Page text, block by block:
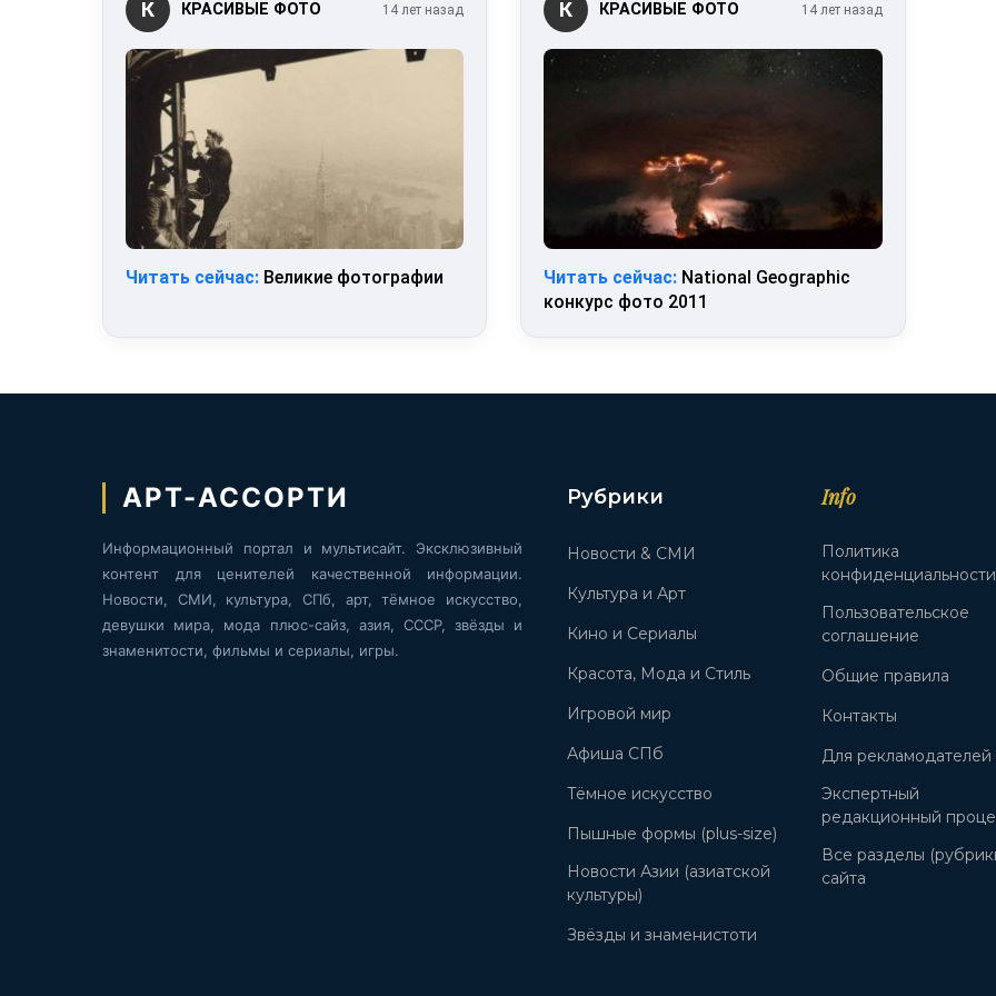
К КРАСИВЫЕ ФОТО 14 лет назад
Читать сейчас: Великие фотографии
К КРАСИВЫЕ ФОТО 14 лет назад
Читать сейчас: National Geographic
конкурс фото 2011
АРТ-АССОРТИ
Информационный портал и мультисайт. Эксклюзивный
контент для ценителей качественной информации.
Новости, СМИ, культура, СПб, арт, тёмное искусство,
девушки мира, мода плюс-сайз, азия, СССР, звёзды и
знаменитости, фильмы и сериалы, игры.
Рубрики
Новости & СМИ
Культура и Арт
Кино и Сериалы
Красота, Мода и Стиль
Игровой мир
Афиша СПб
Тёмное искусство
Пышные формы (plus-size)
Новости Азии (азиатской
культуры)
Звёзды и знаменистоти
Info
Политика
конфиденциальности
Пользовательское
соглашение
Общие правила
Контакты
Для рекламодателей
Экспертный
редакционный
Все разделы
сайта